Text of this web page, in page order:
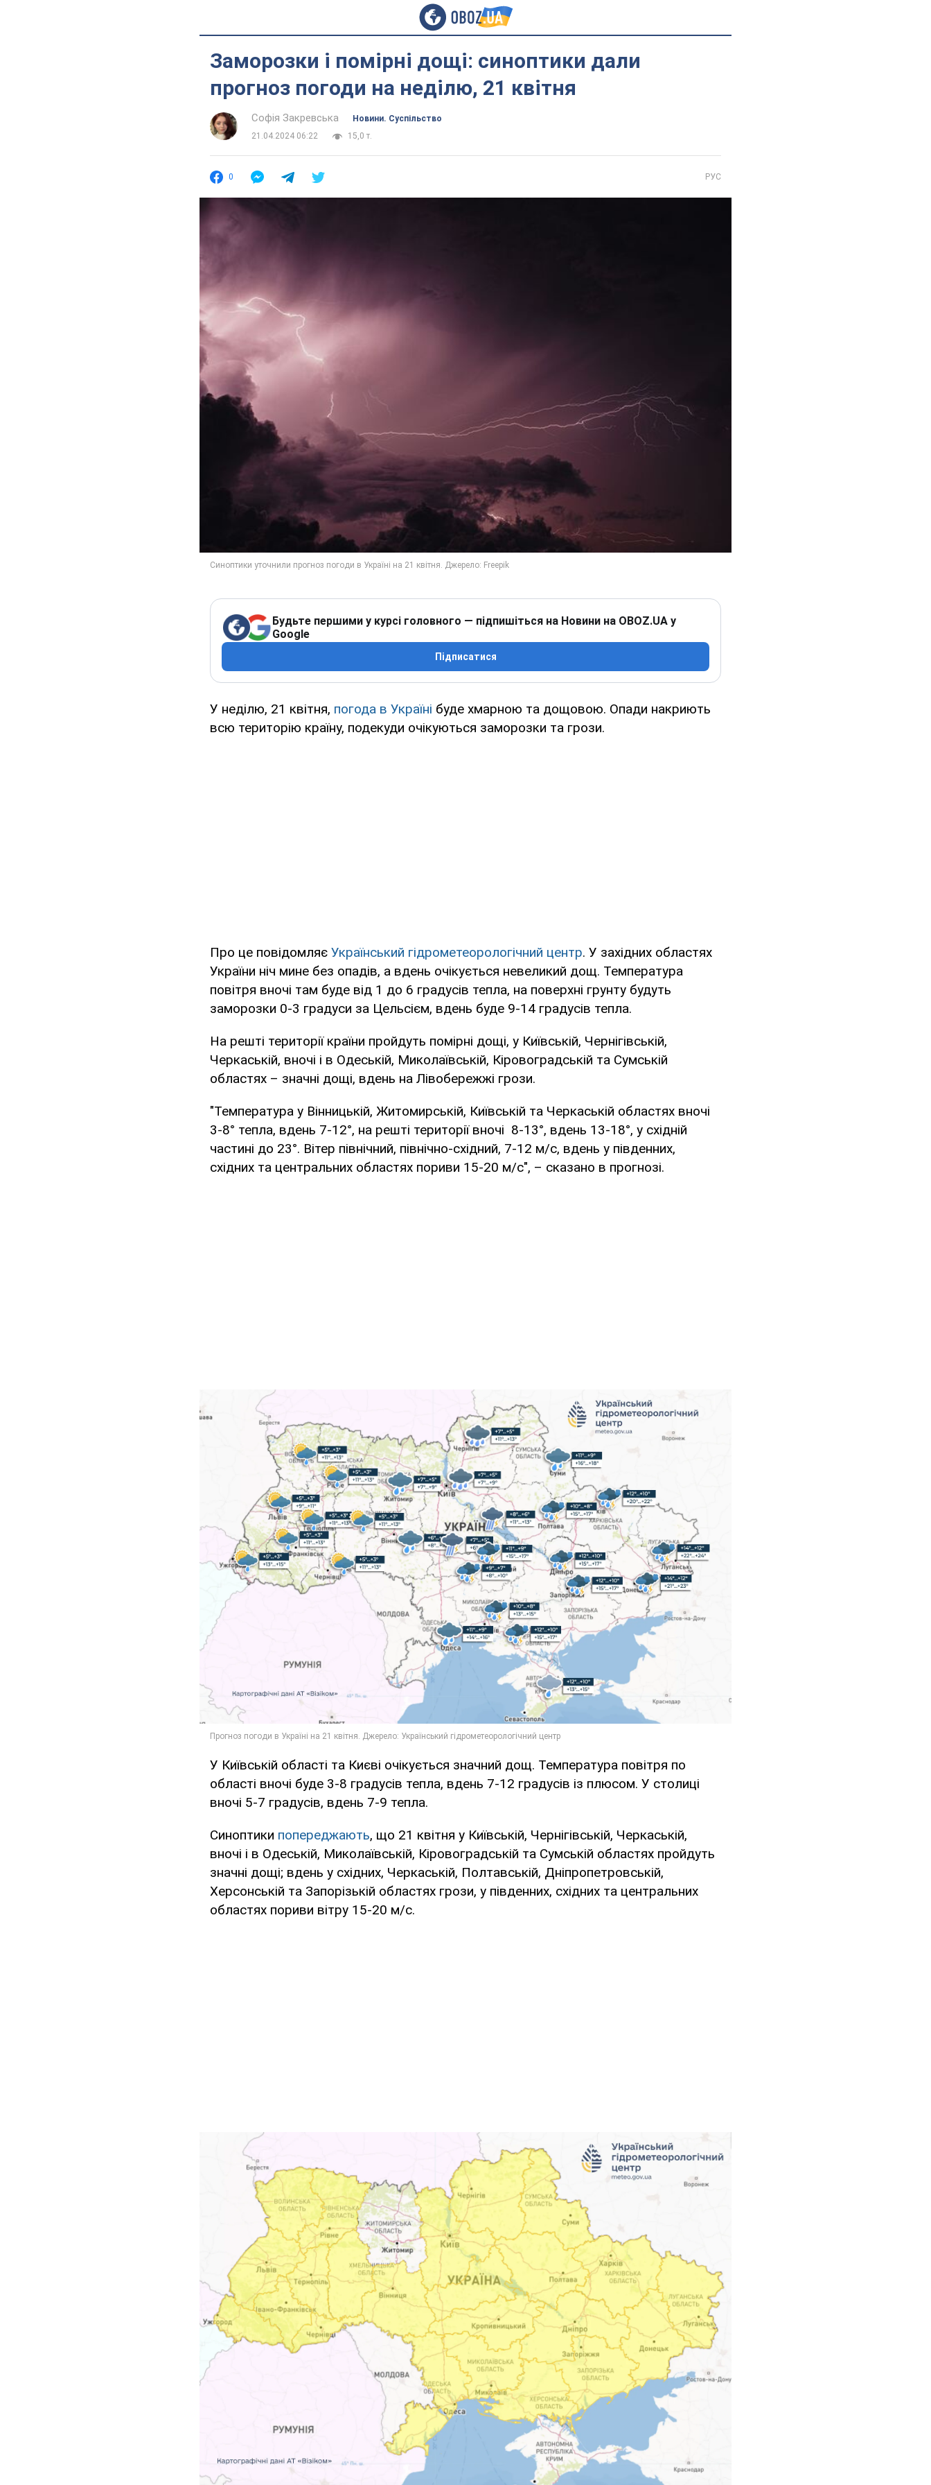
Заморозки і помірні дощі: синоптики дали
прогноз погоди на неділю, 21 квітня
Софія Закревська
Новини. Суспільство
21.04.2024 06:22
15,0 т.
0 РУС
Будьте першими у курсі головного — підпишіться на Новини на OBOZ.UA у
Google
Підписатися
У неділю, 21 квітня, погода в Україні буде хмарною та дощовою. Опади накриють
всю територію країну, подекуди очікуються заморозки та грози.
Про це повідомляє Український гідрометеорологічний центр. У західних областях
України ніч мине без опадів, а вдень очікується невеликий дощ. Температура
повітря вночі там буде від 1 до 6 градусів тепла, на поверхні грунту будуть
заморозки 0-3 градуси за Цельсієм, вдень буде 9-14 градусів тепла.
На решті території країни пройдуть помірні дощі, у Київській, Чернігівській,
Черкаській, вночі і в Одеській, Миколаївській, Кіровоградській та Сумській
областях – значні дощі, вдень на Лівобережжі грози.
"Температура у Вінницькій, Житомирській, Київській та Черкаській областях вночі
3-8° тепла, вдень 7-12°, на решті території вночі 8-13°, вдень 13-18°, у східній
частині до 23°. Вітер північний, північно-східний, 7-12 м/с, вдень у південних,
східних та центральних областях пориви 15-20 м/с", – сказано в прогнозі.
У Київській області та Києві очікується значний дощ. Температура повітря по
області вночі буде 3-8 градусів тепла, вдень 7-12 градусів із плюсом. У столиці
вночі 5-7 градусів, вдень 7-9 тепла.
Синоптики попереджають, що 21 квітня у Київській, Чернігівській, Черкаській,
вночі і в Одеській, Миколаївській, Кіровоградській та Сумській областях пройдуть
значні дощі; вдень у східних, Черкаській, Полтавській, Дніпропетровській,
Херсонській та Запорізькій областях грози, у південних, східних та центральних
областях пориви вітру 15-20 м/с.